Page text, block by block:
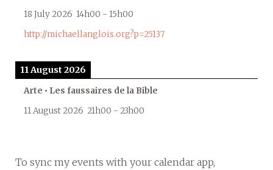
18 July 2026 14h00 - 15h00
http://michaellanglois.org?p=25137
11 August 2026
Arte • Les faussaires de la Bible
11 August 2026 21h00 - 23h00
To sync my events with your calendar app,